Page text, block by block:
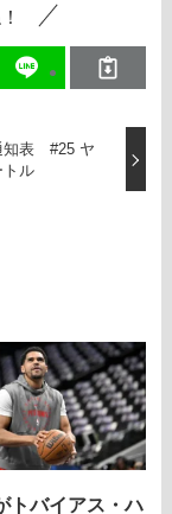
知表 #25 ヤ
トル
トバイアス・ハ